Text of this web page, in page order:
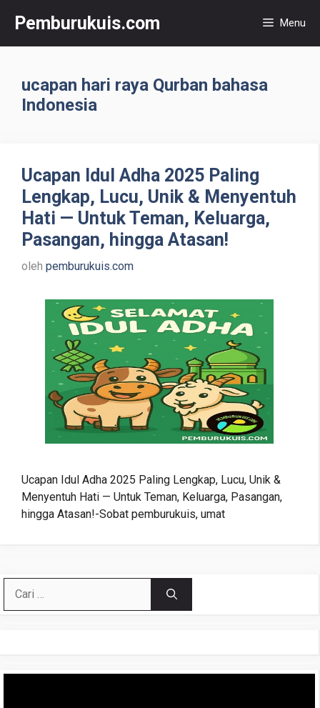
Pemburukuis.com Menu
ucapan hari raya Qurban bahasa
Indonesia
Ucapan Idul Adha 2025 Paling
Lengkap, Lucu, Unik & Menyentuh
Hati — Untuk Teman, Keluarga,
Pasangan, hingga Atasan!
oleh pemburukuis.com
Ucapan Idul Adha 2025 Paling Lengkap, Lucu, Unik &
Menyentuh Hati — Untuk Teman, Keluarga, Pasangan,
hingga Atasan!-Sobat pemburukuis, umat
untuk: